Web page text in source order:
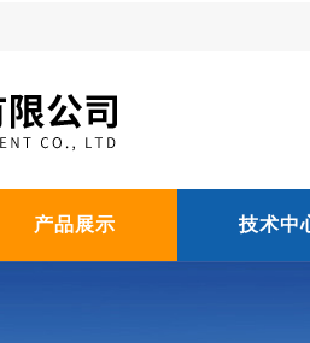
产品展示 技术中